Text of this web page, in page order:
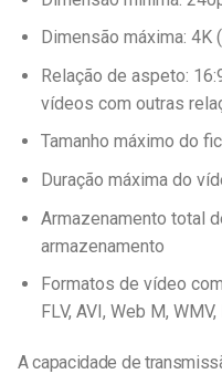
Dimensão máxima: 4K
Relação de aspeto:
vídeos com outras
Tamanho máximo do
Duração máxima do
Armazenamento total
armazenamento
Formatos de vídeo
FLV, AVI, Web M,
A capacidade de